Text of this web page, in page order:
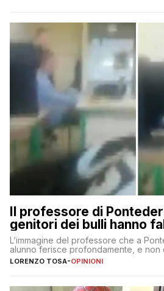
Il professore di
genitori dei bulli hanno
L’immagine del professore che a
alunno ferisce profondamente, e
LORENZO TOSA-OPINIONI